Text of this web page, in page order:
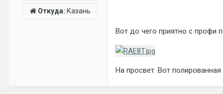
Откуда: Казань
Вот до чего приятно с профи
На просвет. Вот полированная